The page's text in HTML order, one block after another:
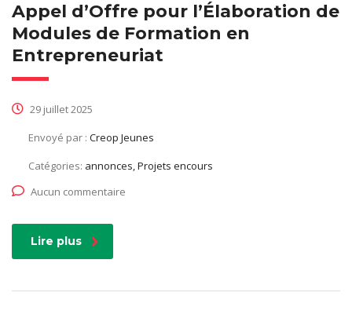
Appel d’Offre pour l’Élaboration de
Modules de Formation en
Entrepreneuriat
29 juillet 2025
Envoyé par : Creop Jeunes
Catégories: annonces, Projets encours
Aucun commentaire
Lire plus